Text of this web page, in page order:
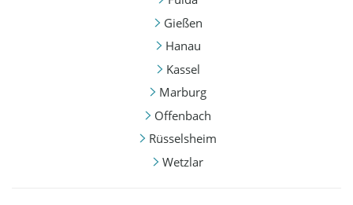
Gießen
Hanau
Kassel
Marburg
Offenbach
Rüsselsheim
Wetzlar